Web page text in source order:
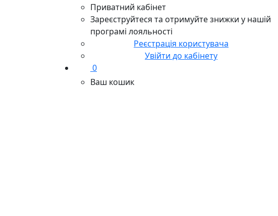
Приватний кабінет
Зареєструйтеся та отримуйте знижки у нашій
програмі лояльності
Реєстрація користувача
Увійти до кабінету
0
Ваш кошик